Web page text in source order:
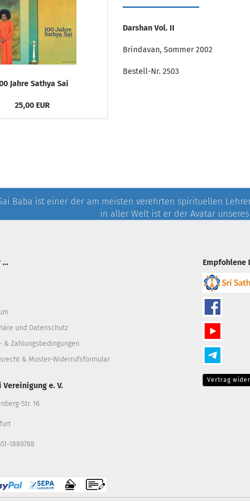
Darshan Vol. II
Brindavan, Sommer 2002
Bestell-Nr. 2503
Jahre Sathya Sai
25,00 EUR
Baba ist einer der am meisten verehrten spirituellen
in aller Welt ist er der Avatar
...
und Datenschutz
& Zahlungsbedingungen
& Muster-Widerrufsformular
Empfohlene
Vereinigung e. V.
Str. 16
1889788
Vertrag